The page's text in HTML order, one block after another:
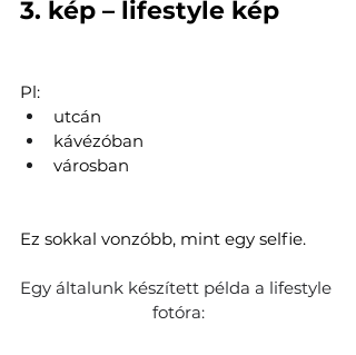
3. kép – lifestyle kép
Pl:
utcán
kávézóban
városban
Ez sokkal vonzóbb, mint egy selfie.
Egy általunk készített példa a lifestyle
fotóra: